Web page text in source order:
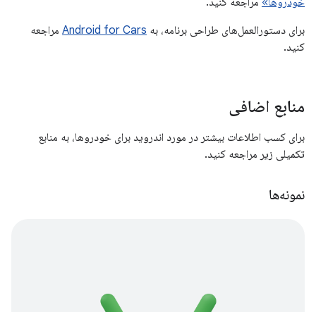
برای دستورالعمل‌های طراحی برنامه، به Android for Cars مراجعه
کنید.
منابع اضافی
برای کسب اطلاعات بیشتر در مورد اندروید برای خودروها، به منابع
تکمیلی زیر مراجعه کنید.
نمونه‌ها